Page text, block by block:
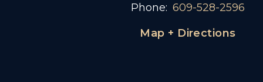
Phone: 609-528-2596
Map + Directions